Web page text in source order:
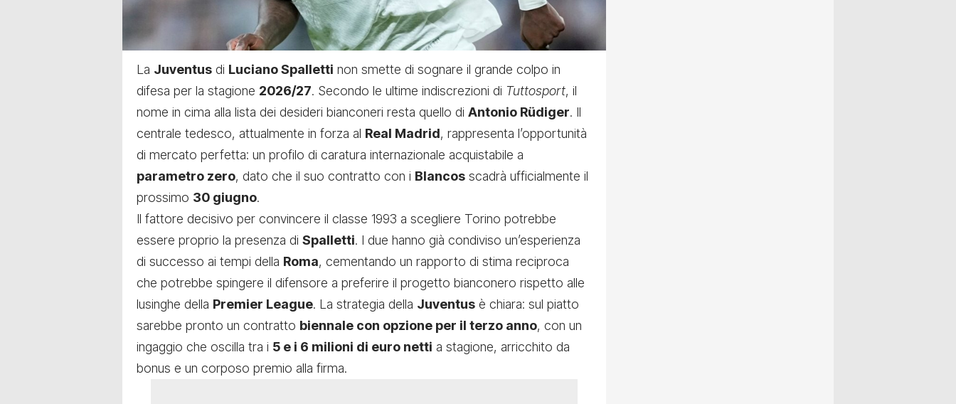
La Juventus di Luciano Spalletti non smette di sognare il grande colpo in
difesa per la stagione 2026/27. Secondo le ultime indiscrezioni di Tuttosport, il
nome in cima alla lista dei desideri bianconeri resta quello di Antonio Rüdiger. Il
centrale tedesco, attualmente in forza al Real Madrid, rappresenta l’opportunità
di mercato perfetta: un profilo di caratura internazionale acquistabile a
parametro zero, dato che il suo contratto con i Blancos scadrà ufficialmente il
prossimo 30 giugno.
Il fattore decisivo per convincere il classe 1993 a scegliere Torino potrebbe
essere proprio la presenza di Spalletti. I due hanno già condiviso un’esperienza
di successo ai tempi della Roma, cementando un rapporto di stima reciproca
che potrebbe spingere il difensore a preferire il progetto bianconero rispetto alle
lusinghe della Premier League. La strategia della Juventus è chiara: sul piatto
sarebbe pronto un contratto biennale con opzione per il terzo anno, con un
ingaggio che oscilla tra i 5 e i 6 milioni di euro netti a stagione, arricchito da
bonus e un corposo premio alla firma.